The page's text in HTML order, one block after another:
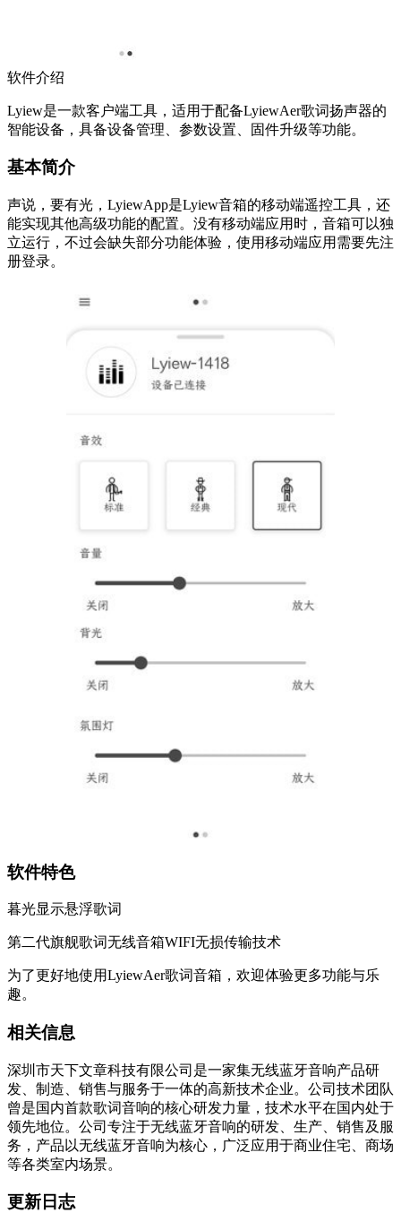
软件介绍
Lyiew是一款客户端工具，适用于配备LyiewAer歌词扬声器的
智能设备，具备设备管理、参数设置、固件升级等功能。
基本简介
声说，要有光，LyiewApp是Lyiew音箱的移动端遥控工具，还
能实现其他高级功能的配置。没有移动端应用时，音箱可以独
立运行，不过会缺失部分功能体验，使用移动端应用需要先注
册登录。
软件特色
暮光显示悬浮歌词
第二代旗舰歌词无线音箱WIFI无损传输技术
为了更好地使用LyiewAer歌词音箱，欢迎体验更多功能与乐
趣。
相关信息
深圳市天下文章科技有限公司是一家集无线蓝牙音响产品研
发、制造、销售与服务于一体的高新技术企业。公司技术团队
曾是国内首款歌词音响的核心研发力量，技术水平在国内处于
领先地位。公司专注于无线蓝牙音响的研发、生产、销售及服
务，产品以无线蓝牙音响为核心，广泛应用于商业住宅、商场
等各类室内场景。
更新日志